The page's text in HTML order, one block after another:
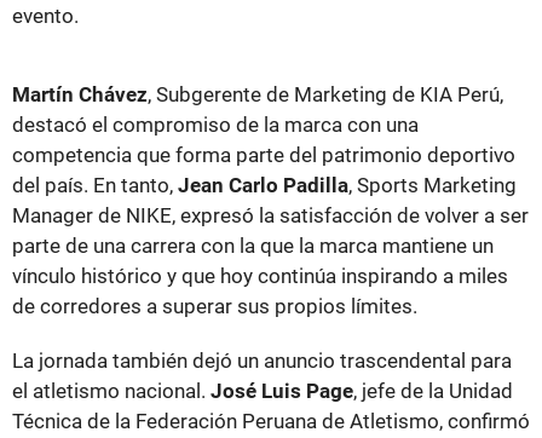
evento.
Martín Chávez, Subgerente de Marketing de KIA Perú,
destacó el compromiso de la marca con una
competencia que forma parte del patrimonio deportivo
del país. En tanto, Jean Carlo Padilla, Sports Marketing
Manager de NIKE, expresó la satisfacción de volver a ser
parte de una carrera con la que la marca mantiene un
vínculo histórico y que hoy continúa inspirando a miles
de corredores a superar sus propios límites.
La jornada también dejó un anuncio trascendental para
el atletismo nacional. José Luis Page, jefe de la Unidad
Técnica de la Federación Peruana de Atletismo, confirmó